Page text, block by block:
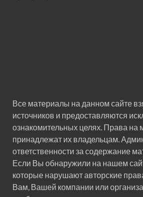
Все материалы на данном сайте
источников и предоставляются
ознакомительных целях. Права на
принадлежат их владельцам.
ответственности за содержание
Если Вы обнаружили на нашем
которые нарушают авторские
Вам, Вашей компании или